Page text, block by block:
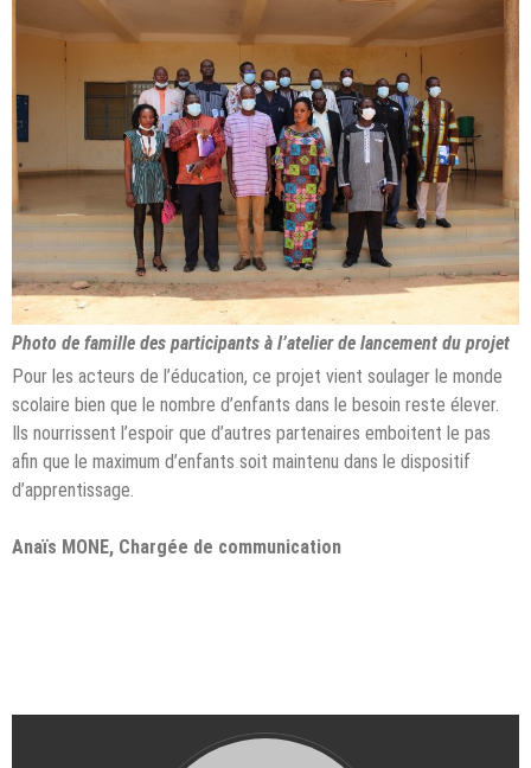
Photo de famille des participants à l’atelier de lancement du projet
Pour les acteurs de l’éducation, ce projet vient soulager le monde
scolaire bien que le nombre d’enfants dans le besoin reste élever.
Ils nourrissent l’espoir que d’autres partenaires emboitent le pas
afin que le maximum d’enfants soit maintenu dans le dispositif
d’apprentissage.
Anaïs MONE, Chargée de communication